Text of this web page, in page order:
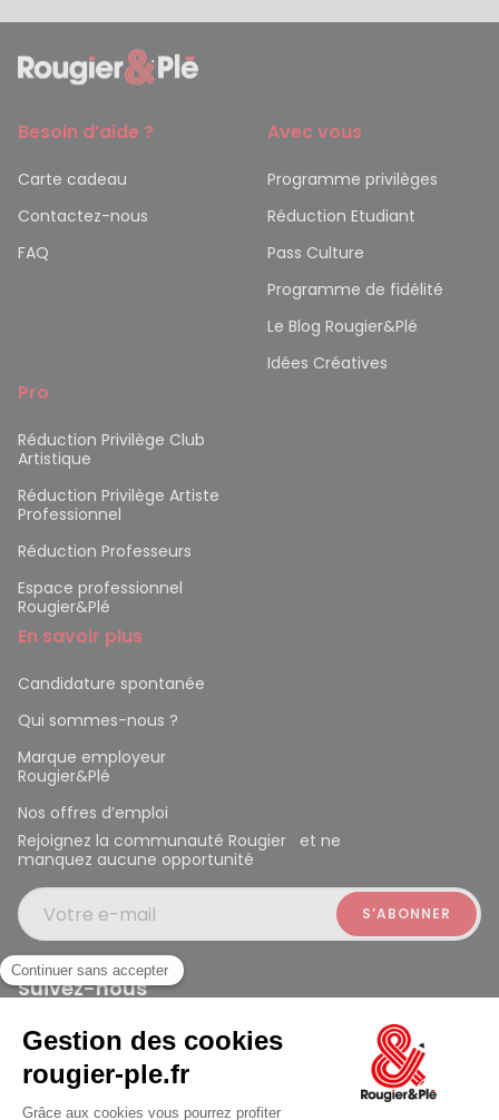
ouvert à 10:00
Besoin d’aide ?
Carte cadeau
Contactez-nous
FAQ
Avec vous
Programme privilèges
Réduction Etudiant
Pass Culture
Programme de fidélité
Le Blog Rougier&Plé
Idées Créatives
Pro
Réduction Privilège Club
Artistique
Réduction Privilège Artiste
Professionnel
Réduction Professeurs
Espace professionnel
Rougier&Plé
En savoir plus
Candidature spontanée
Qui sommes-nous ?
Marque employeur
Rougier&Plé
Nos offres d’emploi
Rejoignez la communauté Rougier et ne
manquez aucune opportunité
Votre e-mail
Suivez-nous
Rougier et Plé 2024 Copyright